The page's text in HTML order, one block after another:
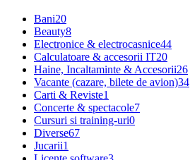
Bani20
Beauty8
Electronice & electrocasnice44
Calculatoare & accesorii IT20
Haine, Incaltaminte & Accesorii26
Vacante (cazare, bilete de avion)34
Carti & Reviste1
Concerte & spectacole7
Cursuri si training-uri0
Diverse67
Jucarii1